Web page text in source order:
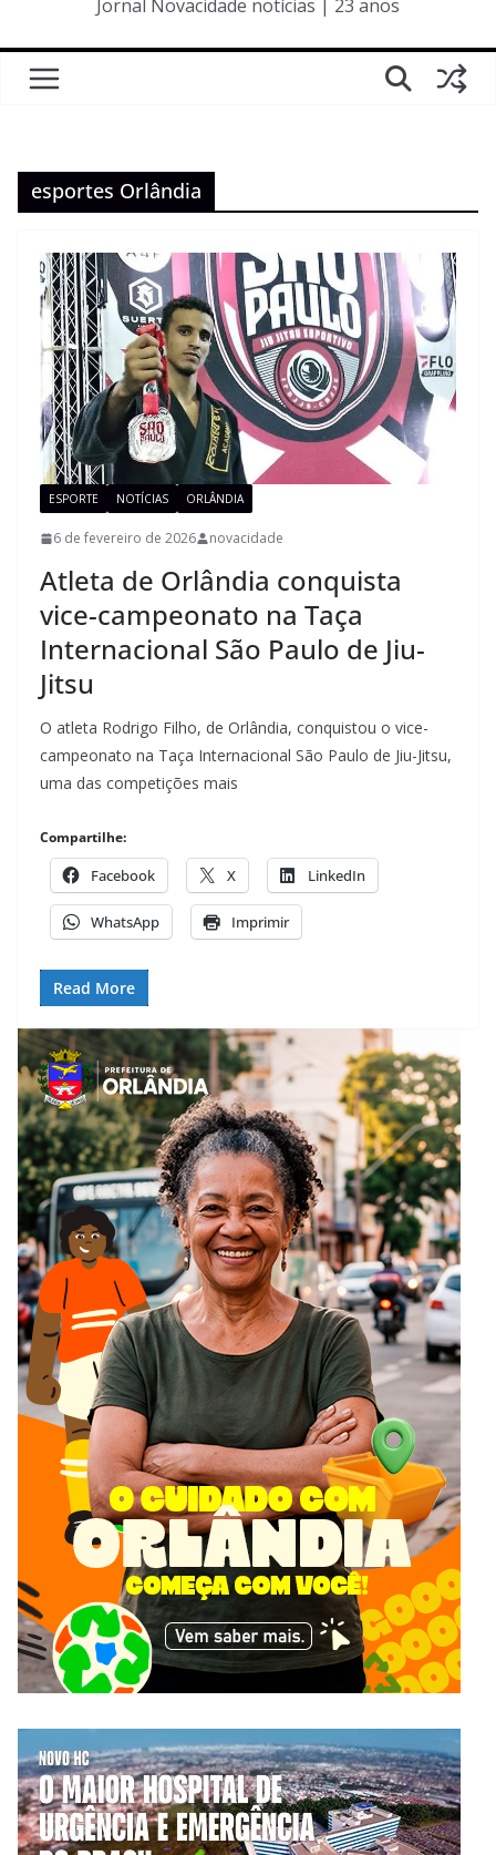
Jornal Novacidade notícias | 23 anos
esportes Orlândia
ESPORTE NOTÍCIAS ORLÂNDIA
6 de fevereiro de 2026 novacidade
Atleta de Orlândia conquista
vice-campeonato na Taça
Internacional São Paulo de Jiu-
Jitsu
O atleta Rodrigo Filho, de Orlândia, conquistou o vice-
campeonato na Taça Internacional São Paulo de Jiu-Jitsu,
uma das competições mais
Compartilhe:
Facebook X LinkedIn
WhatsApp Imprimir
Read More